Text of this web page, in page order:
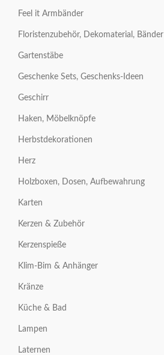
Feel it Armbänder
Floristenzubehör, Dekomaterial, Bänder
Gartenstäbe
Geschenke Sets, Geschenks-Ideen
Geschirr
Haken, Möbelknöpfe
Herbstdekorationen
Herz
Holzboxen, Dosen, Aufbewahrung
Karten
Kerzen & Zubehör
Kerzenspieße
Klim-Bim & Anhänger
Kränze
Küche & Bad
Lampen
Laternen